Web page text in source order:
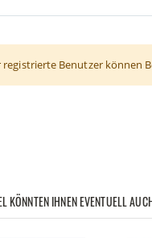
registrierte Benutzer können
KÖNNTEN IHNEN EVENTUELL